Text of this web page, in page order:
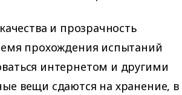
и прозрачность
прохождения испытаний
интернетом и другими
вещи сдаются на хранение, в